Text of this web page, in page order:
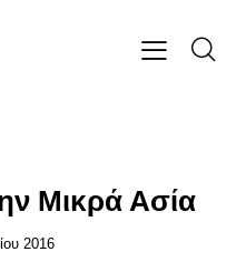
Μικρά Ασία
2016